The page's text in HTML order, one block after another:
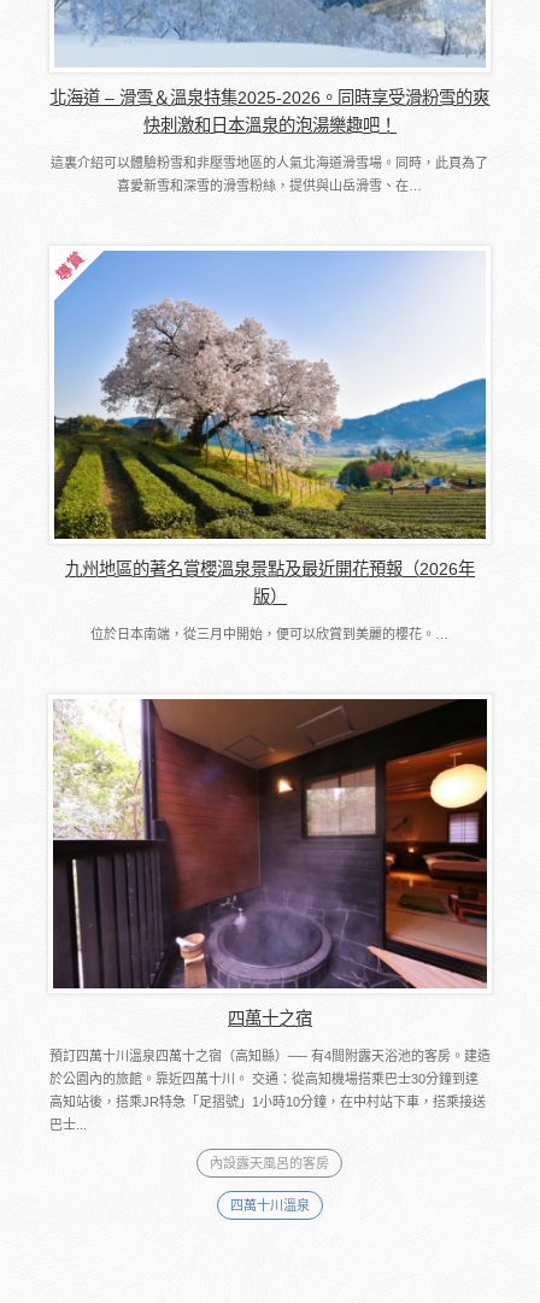
北海道 – 滑雪＆溫泉特集2025-2026。同時享受滑粉雪的爽
快刺激和日本溫泉的泡湯樂趣吧！
這裏介紹可以體驗粉雪和非壓雪地區的人氣北海道滑雪場。同時，此頁為了
喜愛新雪和深雪的滑雪粉絲，提供與山岳滑雪、在…
九州地區的著名賞櫻溫泉景點及最近開花預報（2026年
版）
位於日本南端，從三月中開始，便可以欣賞到美麗的櫻花。…
四萬十之宿
預訂四萬十川溫泉四萬十之宿（高知縣）── 有4間附露天浴池的客房。建造
於公園內的旅館。靠近四萬十川。 交通：從高知機場搭乘巴士30分鐘到達
高知站後，搭乘JR特急「足摺號」1小時10分鐘，在中村站下車，搭乘接送
巴士...
內設露天風呂的客房
四萬十川溫泉